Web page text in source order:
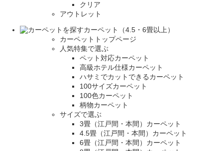
クリア
アウトレット
カーペット（4.5・6畳以上）
カーペットトップページ
人気特集で選ぶ
ペット対応カーペット
高級ホテル仕様カーペット
ハサミでカットできるカーペット
100サイズカーペット
100色カーペット
柄物カーペット
サイズで選ぶ
3畳（江戸間・本間）カーペット
4.5畳（江戸間・本間）カーペット
6畳（江戸間・本間）カーペット